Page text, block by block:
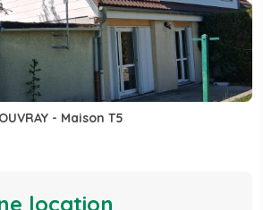
- Maison T5
location